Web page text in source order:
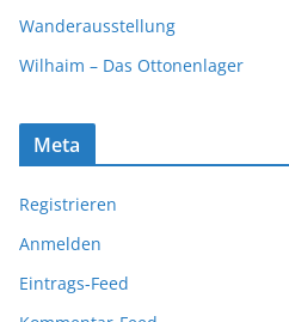
Wanderausstellung
Wilhaim – Das Ottonenlager
Meta
Registrieren
Anmelden
Eintrags-Feed